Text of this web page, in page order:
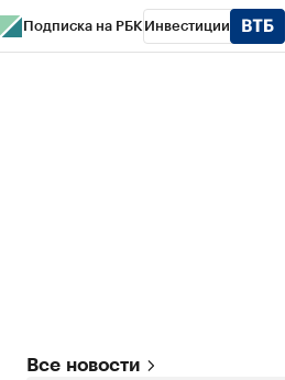
Подписка на РБК Инвестиции
Все новости